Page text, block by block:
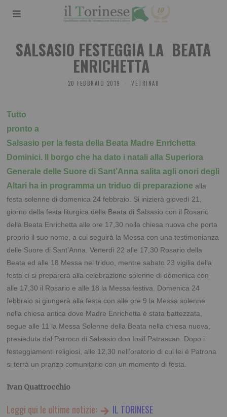
SALSASIO FESTEGGIA LA BEATA
ENRICHETTA
20 FEBBRAIO 2019 VETRINA8
Tutto
pronto a
Salsasio per la festa della Beata Madre Enrichetta
Dominici. Il borgo che ha dato i natali alla Superiora
Generale delle Suore di Sant’Anna salita agli onori degli
Altari ha in programma un triduo di preparazione alla
festa solenne di domenica 24 febbraio. Si inizierà giovedì 21,
giorno della festa liturgica della Beata di Salsasio con il Rosario
della Beata Enrichetta alle ore 17,30 nella chiesa nuova che porta
proprio il suo nome, a cui seguirà la Messa con una testimonianza
delle Suore di Sant’Anna. Venerdì 22 alle 17,30 Rosario della
Beata ed alle 18 Messa nel triduo, mentre sabato 23 vigilia della
festa ci si preparerà alla celebrazione solenne di domenica con
alle 17,30 il Rosario e alle 18 la Messa festiva. Domenica 24
febbraio si giungerà alla festa con alle ore 9 la Messa solenne
nella chiesa antica dove Madre Enrichetta è stata battezzata,
segue alle 11 la Messa Solenne della Beata nella chiesa nuova,
presieduta dal Parroco di Salsasio don Iosif Patrascan. Dopo i
festeggiamenti religiosi, alle 12,30 nell’oratorio di cui lei è Patrona
si terrà un pranzo comunitario con un momento di festa.
Ivan Quattrocchio
Leggi qui le ultime notizie: IL TORINESE